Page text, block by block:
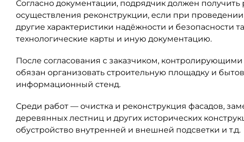
Согласно документации, подрядчик должен получить
осуществления реконструкции, если при
другие характеристики надёжности и безопасности
технологические карты и иную документацию.
После согласования с заказчиком,
обязан организовать строительную площадку и
информационный стенд.
Среди работ — очистка и реконструкция фасадов,
деревянных лестниц и других исторических
обустройство внутренней и внешней подсветки и т.д.